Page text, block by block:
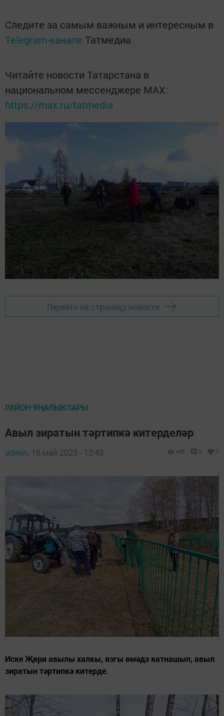
Следите за самым важным и интересным в
Telegram-канале Татмедиа
Читайте новости Татарстана в
национальном мессенджере MАХ:
https://max.ru/tatmedia
Перейти на страницу новости
РАЙОН ЯҢАЛЫКЛАРЫ
Авыл зиратын тәртипкә китерделәр
admin, 18 май 2023 - 13:43 495 0 0
Иске Җөри авылы халкы, язгы өмәдэ катнашып, авыл
зиратын тәртипкә китерде.